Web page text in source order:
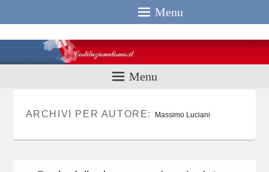
Menu
Menu
ARCHIVI PER AUTORE: Massimo Luciani